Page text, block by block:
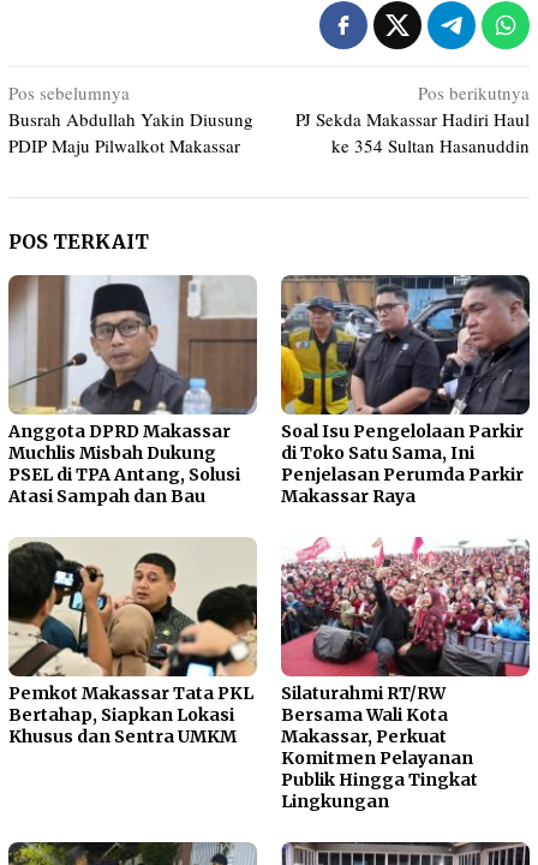
Navigasi
pos
Pos sebelumnya
Busrah Abdullah Yakin Diusung
PDIP Maju Pilwalkot Makassar
Pos berikutnya
PJ Sekda Makassar Hadiri Haul
ke 354 Sultan Hasanuddin
POS TERKAIT
Anggota DPRD Makassar
Muchlis Misbah Dukung
PSEL di TPA Antang, Solusi
Atasi Sampah dan Bau
Soal Isu Pengelolaan Parkir
di Toko Satu Sama, Ini
Penjelasan Perumda Parkir
Makassar Raya
Pemkot Makassar Tata PKL
Bertahap, Siapkan Lokasi
Khusus dan Sentra UMKM
Silaturahmi RT/RW
Bersama Wali Kota
Makassar, Perkuat
Komitmen Pelayanan
Publik Hingga Tingkat
Lingkungan